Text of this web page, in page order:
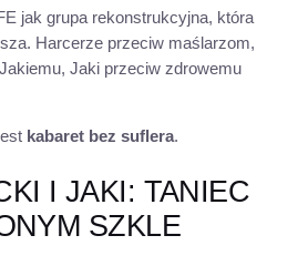
jak grupa rekonstrukcyjna, która
Harcerze przeciw maślarzom,
Jaki przeciw zdrowemu
kabaret bez suflera.
I JAKI: TANIEC
SZKLE